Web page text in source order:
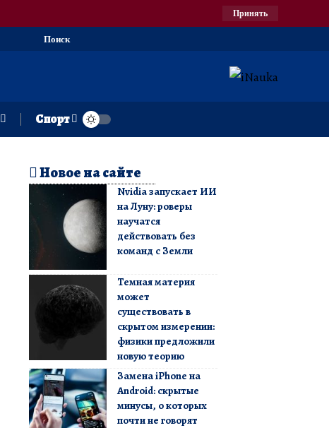
Принять
Поиск
Спорт
Новое на сайте
Nvidia запускает ИИ
на Луну: роверы
научатся
действовать без
команд с Земли
Темная материя
может
существовать в
скрытом измерении:
физики предложили
новую теорию
Замена iPhone на
Android: скрытые
минусы, о которых
почти не говорят